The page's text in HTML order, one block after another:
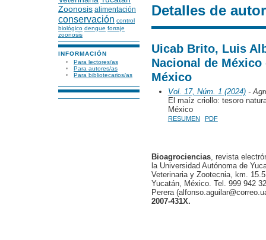
Zoonosis alimentación
conservación control
biológico dengue forraje
zoonosis
INFORMACIÓN
Para lectores/as
Para autores/as
Para bibliotecarios/as
Detalles de
Uicab Brito, Luis
Nacional de
México
Vol. 17, Núm. 1 (2024)-
El maíz criollo: tesoro
México
RESUMEN PDF
Bioagrociencias, revista
la Universidad Autónoma de
Veterinaria y Zootecnia, km.
Yucatán, México. Tel. 999 942
Perera
2007-431X.